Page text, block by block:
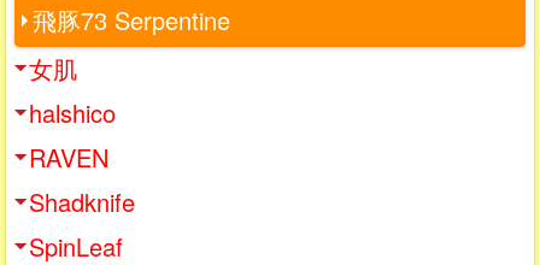
飛豚73 Serpentine
女肌
halshico
RAVEN
Shadknife
SpinLeaf